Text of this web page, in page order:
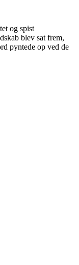
og spist
blev sat frem,
pyntede op ved de